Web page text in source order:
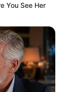
ล เพื่อให้คุณได้รับ
ละนโยบายส่วน
You See Her